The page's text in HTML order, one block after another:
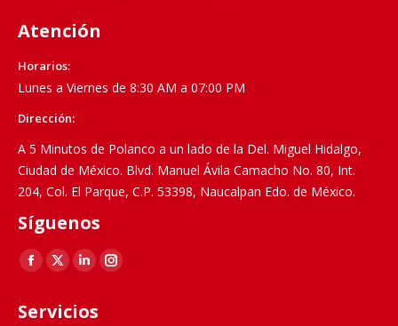
Atención
Horarios:
Lunes a Viernes de 8:30 AM a 07:00 PM
Dirección:
A 5 Minutos de Polanco a un lado de la Del. Miguel Hidalgo,
Ciudad de México. Blvd. Manuel Ávila Camacho No. 80, Int.
204, Col. El Parque, C.P. 53398, Naucalpan Edo. de México.
Síguenos
Find us on:
Facebook
opens
X
opens
Linkedin
opens
Instagram
Servicios